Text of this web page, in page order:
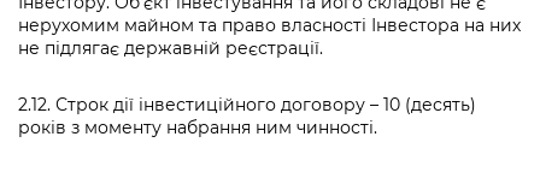
нерухомим майном та право власності Інвестора на них
не підлягає державній реєстрації.
2.12. Строк дії інвестиційного договору – 10 (десять)
років з моменту набрання ним чинності.